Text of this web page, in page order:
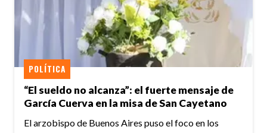
“El sueldo no alcanza”: el fuerte mensaje de
García Cuerva en la misa de San Cayetano
POLÍTICA
El arzobispo de Buenos Aires puso el foco en los